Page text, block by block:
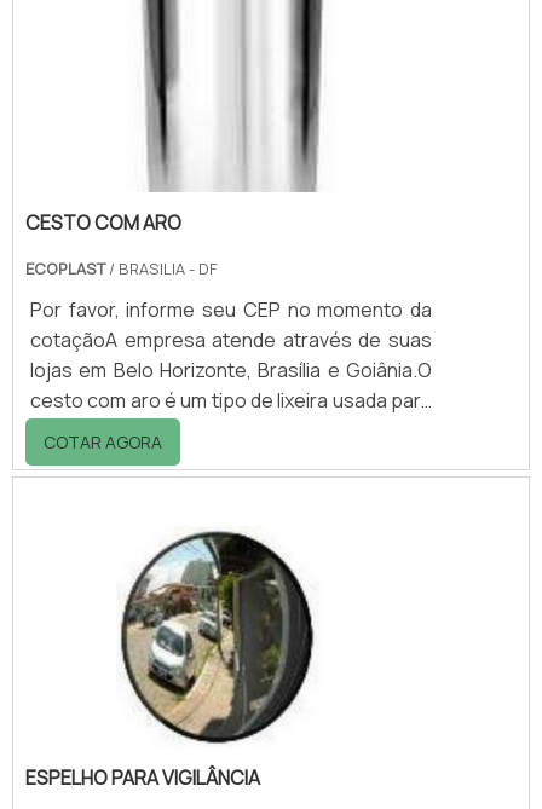
ambientes.Vantagens de contar com as
lixeiras para escritório: - Limpeza do
ambiente; - Praticidade para descarte do
CESTO COM ARO
ECOPLAST/ BRASILIA - DF
Por favor, informe seu CEP no momento da
cotaçãoA empresa atende através de suas
lojas em Belo Horizonte, Brasília e Goiânia.O
cesto com aro é um tipo de lixeira usada para
a coleta de resíduos secos. O descarte é
prático e o aro pode ser usado como
resíduos orgânicos, que causam mal cheiro e
atraem insetos.O equipamento pode ser
fabricado com um tipo material ou dois, neste
último caso, sendo o cesto e aro em
COTAR AGORA
ESPELHO PARA VIGILÂNCIA